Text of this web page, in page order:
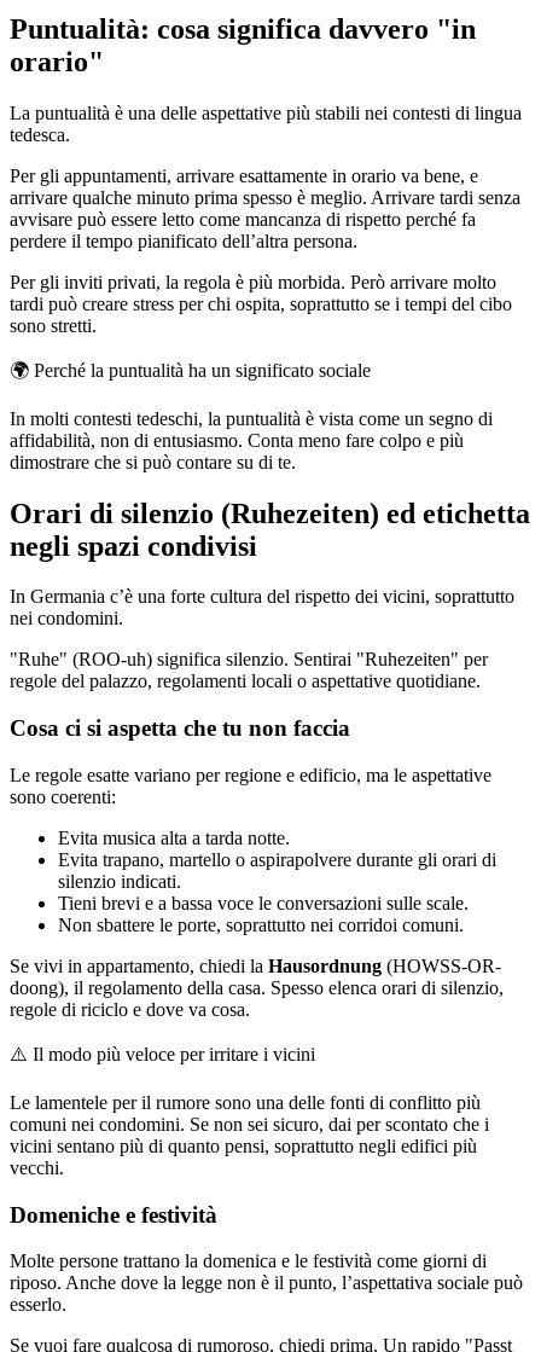
Puntualità: cosa significa davvero "in
orario"
La puntualità è una delle aspettative più stabili nei contesti di lingua
tedesca.
Per gli appuntamenti, arrivare esattamente in orario va bene, e
arrivare qualche minuto prima spesso è meglio. Arrivare tardi senza
avvisare può essere letto come mancanza di rispetto perché fa
perdere il tempo pianificato dell’altra persona.
Per gli inviti privati, la regola è più morbida. Però arrivare molto
tardi può creare stress per chi ospita, soprattutto se i tempi del cibo
sono stretti.
🌍 Perché la puntualità ha un significato sociale
In molti contesti tedeschi, la puntualità è vista come un segno di
affidabilità, non di entusiasmo. Conta meno fare colpo e più
dimostrare che si può contare su di te.
Orari di silenzio (Ruhezeiten) ed etichetta
negli spazi condivisi
In Germania c’è una forte cultura del rispetto dei vicini, soprattutto
nei condomini.
"Ruhe" (ROO-uh) significa silenzio. Sentirai "Ruhezeiten" per
regole del palazzo, regolamenti locali o aspettative quotidiane.
Cosa ci si aspetta che tu non faccia
Le regole esatte variano per regione e edificio, ma le aspettative
sono coerenti:
Evita musica alta a tarda notte.
Evita trapano, martello o aspirapolvere durante gli orari di
silenzio indicati.
Tieni brevi e a bassa voce le conversazioni sulle scale.
Non sbattere le porte, soprattutto nei corridoi comuni.
Se vivi in appartamento, chiedi la Hausordnung (HOWSS-OR-
doong), il regolamento della casa. Spesso elenca orari di silenzio,
regole di riciclo e dove va cosa.
⚠️ Il modo più veloce per irritare i vicini
Le lamentele per il rumore sono una delle fonti di conflitto più
comuni nei condomini. Se non sei sicuro, dai per scontato che i
vicini sentano più di quanto pensi, soprattutto negli edifici più
vecchi.
Domeniche e festività
Molte persone trattano la domenica e le festività come giorni di
riposo. Anche dove la legge non è il punto, l’aspettativa sociale può
esserlo.
Se vuoi fare qualcosa di rumoroso, chiedi prima. Un rapido "Passt